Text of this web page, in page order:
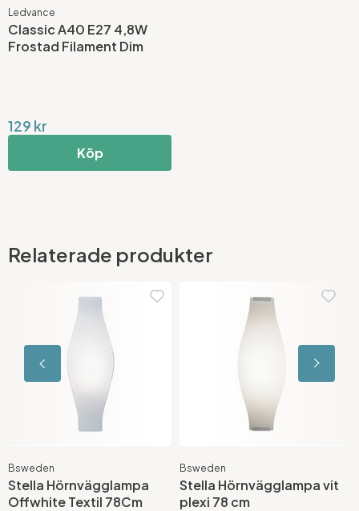
Ledvance
Classic A40 E27 4,8W
Frostad Filament Dim
129 kr
Köp
Relaterade produkter
Bsweden
Stella Hörnvägglampa
Offwhite Textil 78Cm
Bsweden
Stella Hörnvägglampa vit
plexi 78 cm